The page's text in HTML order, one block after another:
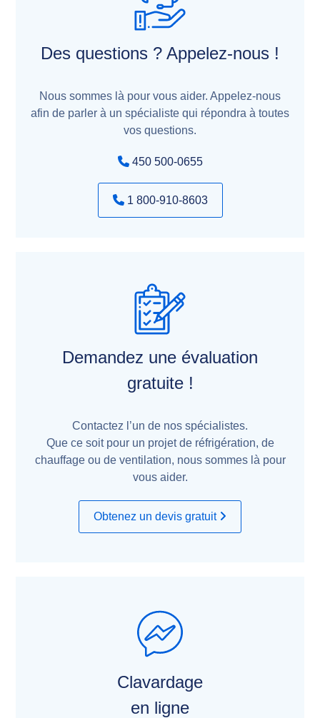
Des questions ? Appelez-nous !
Nous sommes là pour vous aider. Appelez-nous
afin de parler à un spécialiste qui répondra à toutes
vos questions.
450 500-0655
1 800-910-8603
Demandez une évaluation
gratuite !
Contactez l’un de nos spécialistes.
Que ce soit pour un projet de réfrigération, de
chauffage ou de ventilation, nous sommes là pour
vous aider.
Obtenez un devis gratuit
Clavardage
en ligne